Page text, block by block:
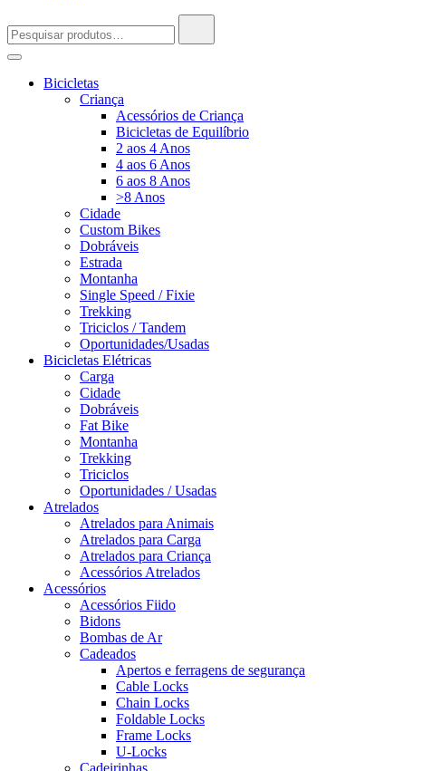
por:
Bicicletas
Criança
Acessórios de Criança
Bicicletas de Equilíbrio
2 aos 4 Anos
4 aos 6 Anos
6 aos 8 Anos
>8 Anos
Cidade
Custom Bikes
Dobráveis
Estrada
Montanha
Single Speed / Fixie
Trekking
Triciclos / Tandem
Oportunidades/Usadas
Bicicletas Elétricas
Carga
Cidade
Dobráveis
Fat Bike
Montanha
Trekking
Triciclos
Oportunidades / Usadas
Atrelados
Atrelados para Animais
Atrelados para Carga
Atrelados para Criança
Acessórios Atrelados
Acessórios
Acessórios Fiido
Bidons
Bombas de Ar
Cadeados
Apertos e ferragens de segurança
Cable Locks
Chain Locks
Foldable Locks
Frame Locks
U-Locks
Cadeirinhas